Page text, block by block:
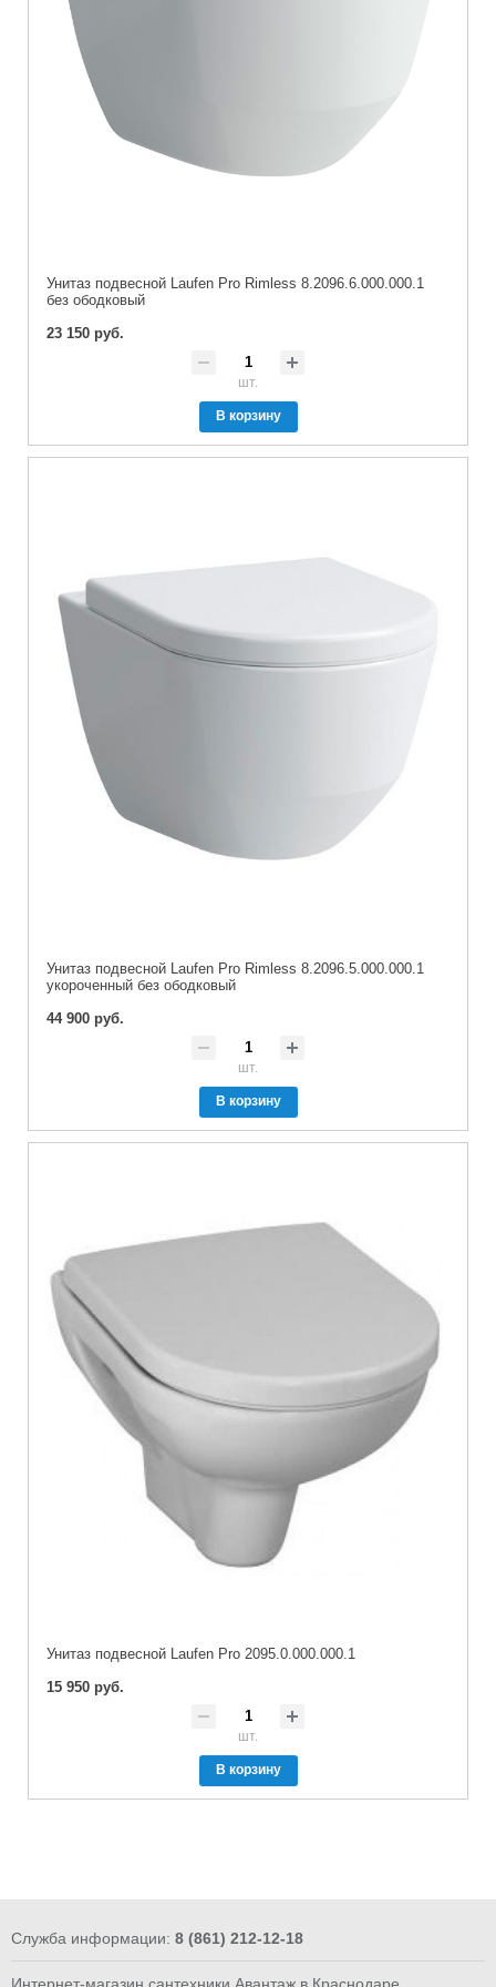
Унитаз подвесной Laufen Pro Rimless 8.2096.6.000.000.1
без ободковый
23 150 руб.
шт.
В корзину
Унитаз подвесной Laufen Pro Rimless 8.2096.5.000.000.1
укороченный без ободковый
44 900 руб.
шт.
В корзину
Унитаз подвесной Laufen Pro 2095.0.000.000.1
15 950 руб.
шт.
В корзину
Служба информации: 8 (861) 212-12-18